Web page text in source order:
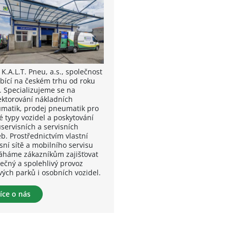
K.A.L.T. Pneu, a.s., společnost
na českém trhu od roku
Specializujeme se na
nákladních
prodej pneumatik pro
typy vozidel a poskytování
a servisních
Prostřednictvím vlastní
sítě a mobilního servisu
zákazníkům zajišťovat
a spolehlivý provoz
parků i osobních vozidel.
o nás